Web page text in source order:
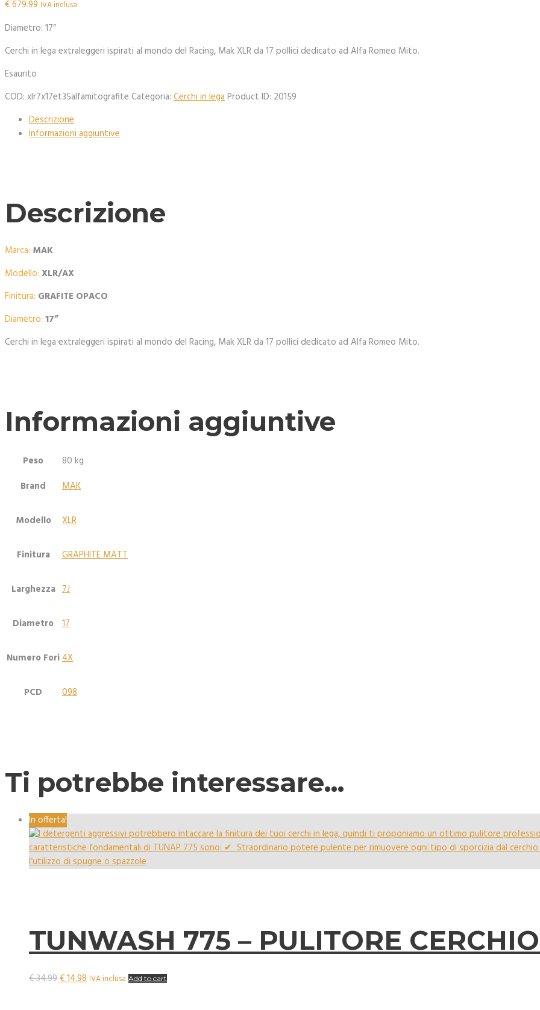
€679.99 IVA inclusa
Diametro: 17″
Cerchi in lega extraleggeri ispirati al mondo del Racing, Mak XLR da 17 pollici dedicato ad Alfa Romeo Mito.
Esaurito
COD: xlr7x17et35alfamitografite Categoria: Cerchi in legaProduct ID: 20159
Descrizione
Informazioni aggiuntive
Descrizione
Marca: MAK
Modello: XLR/AX
Finitura: GRAFITE OPACO
Diametro: 17”
Cerchi in lega extraleggeri ispirati al mondo del Racing, Mak XLR da 17 pollici dedicato ad Alfa Romeo Mito.
Informazioni aggiuntive
Peso
80 kg
Brand
MAK
Modello XLR
Finitura GRAPHITE MATT
Larghezza 7J
Diametro 17
Numero Fori4X
PCD 098
Ti potrebbe interessare…
In offerta!
TUNWASH 775 – PULITORE
€34.99Il
€14.98 IVA inclusa Add to cart